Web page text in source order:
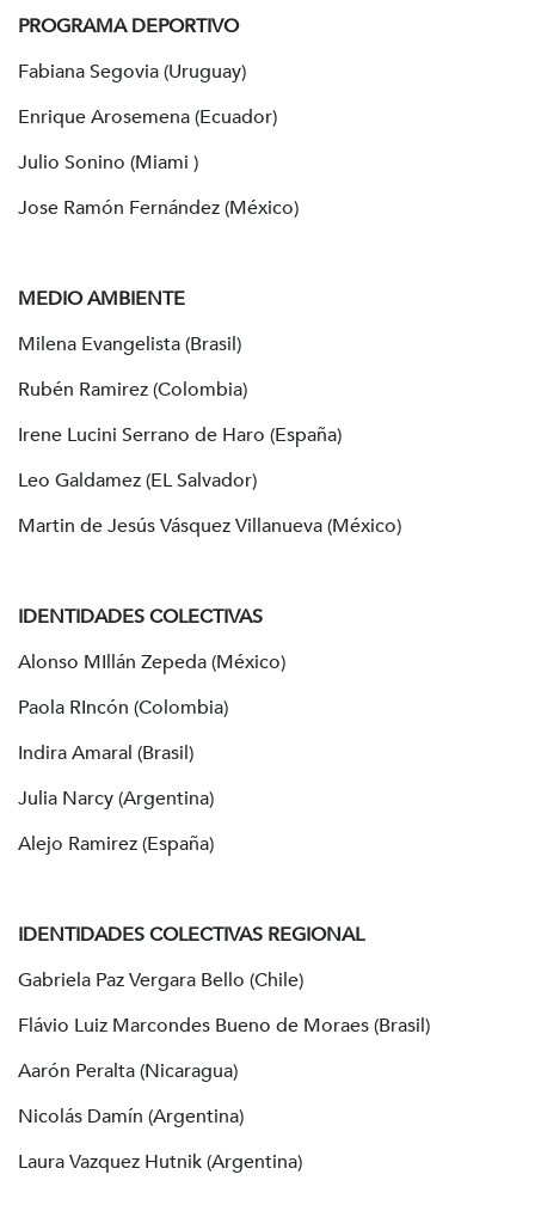
PROGRAMA DEPORTIVO
Fabiana Segovia (Uruguay)
Enrique Arosemena (Ecuador)
Julio Sonino (Miami )
Jose Ramón Fernández (México)
MEDIO AMBIENTE
Milena Evangelista (Brasil)
Rubén Ramirez (Colombia)
Irene Lucini Serrano de Haro (España)
Leo Galdamez (EL Salvador)
Martin de Jesús Vásquez Villanueva (México)
IDENTIDADES COLECTIVAS
Alonso MIllán Zepeda (México)
Paola RIncón (Colombia)
Indira Amaral (Brasil)
Julia Narcy (Argentina)
Alejo Ramirez (España)
IDENTIDADES COLECTIVAS REGIONAL
Gabriela Paz Vergara Bello (Chile)
Flávio Luiz Marcondes Bueno de Moraes (Brasil)
Aarón Peralta (Nicaragua)
Nicolás Damín (Argentina)
Laura Vazquez Hutnik (Argentina)